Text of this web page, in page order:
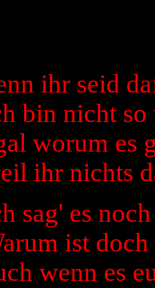
ihr seid
bin nicht
worum es
ihr nichts
sag' es
ist doch
wenn es